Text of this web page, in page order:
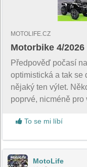
MOTOLIFE.CZ
Motorbike 4/2026
Předpověď počasí
optimistická a tak se
nějaký ten výlet.
poprvé, nicméně pro
To se mi líbí
MotoLife